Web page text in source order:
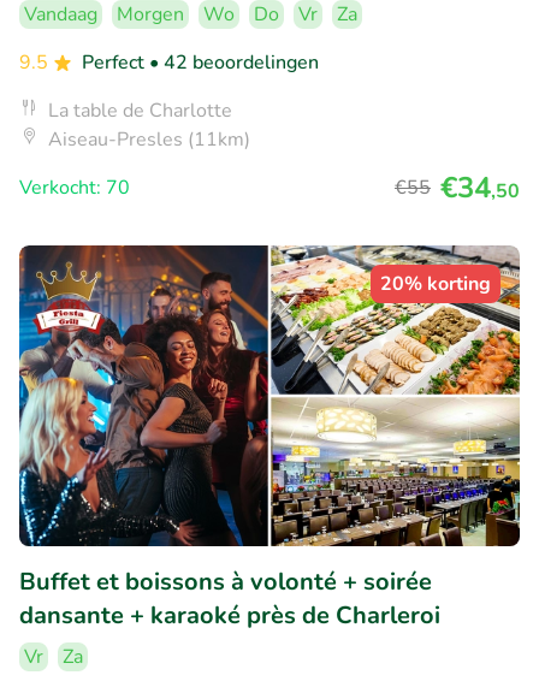
Vandaag Morgen Wo Do Vr
Za
9.5
Perfect • 42 beoordelingen
La table de Charlotte
Aiseau-Presles (11km)
Verkocht: 70
€55 €34,50
20% korting
Buffet et boissons à volonté + soirée
dansante + karaoké près de Charleroi
Vr Za